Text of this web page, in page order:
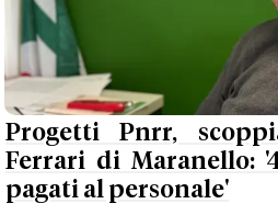
Progetti Pnrr,
Ferrari di Maranello:
pagati al personale'